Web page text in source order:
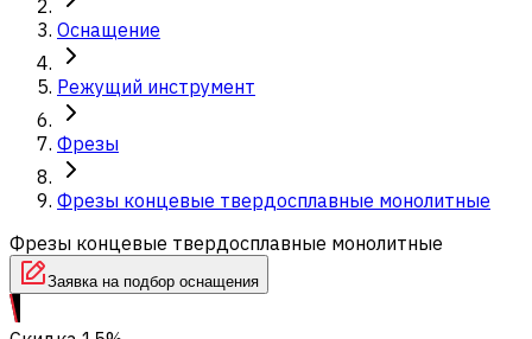
Оснащение
Режущий инструмент
Фрезы
Фрезы концевые твердосплавные монолитные
Фрезы концевые твердосплавные монолитные
Заявка на подбор оснащения